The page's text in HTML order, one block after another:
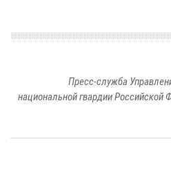
Пресс-служба
национальной гвардии Российской